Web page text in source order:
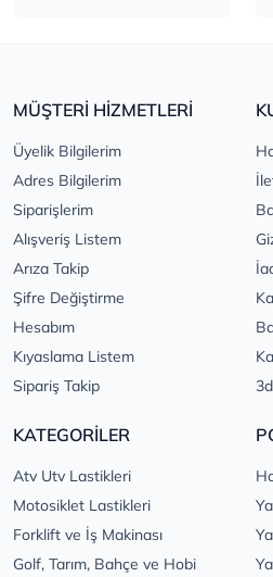
MÜŞTERİ HİZMETLERİ
Üyelik Bilgilerim
Adres Bilgilerim
Siparişlerim
Alışveriş Listem
Arıza Takip
Şifre Değiştirme
Hesabım
Kıyaslama Listem
Sipariş Takip
KATEGORİLER
Atv Utv Lastikleri
Motosiklet Lastikleri
Forklift ve İş Makinası
Golf, Tarım, Bahçe ve Hobi